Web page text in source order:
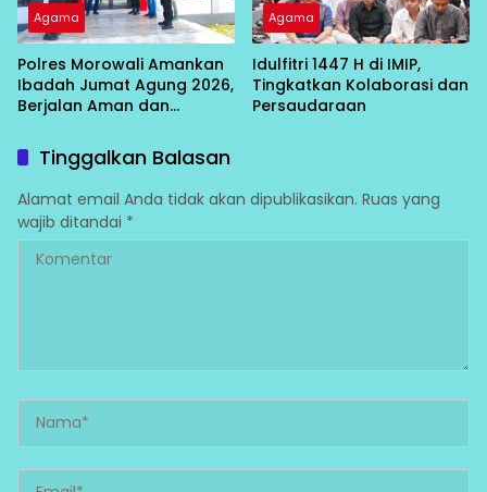
Agama
Polres Morowali Amankan
Ibadah Jumat Agung 2026,
Berjalan Aman dan
Agama
Idulfitri 1447 H di IMIP,
Tingkatkan Kolaborasi dan
Persaudaraan
Tinggalkan Balasan
Alamat email Anda tidak akan dipublikasikan. Ruas yang
wajib ditandai *